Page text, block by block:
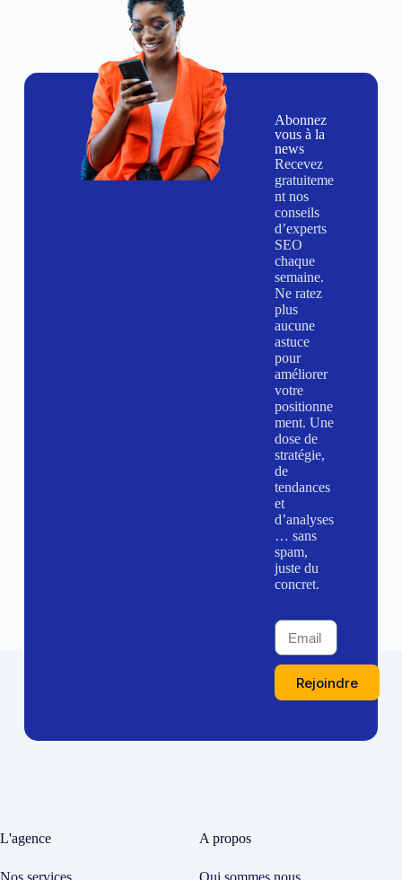
Abonnez
vous à la
news
Recevez
gratuiteme
nt nos
conseils
d’experts
SEO
chaque
semaine.
Ne ratez
plus
aucune
astuce
pour
améliorer
votre
positionne
ment. Une
dose de
stratégie,
de
tendances
et
d’analyses
… sans
spam,
juste du
concret.
Rejoindre
L'agence A propos